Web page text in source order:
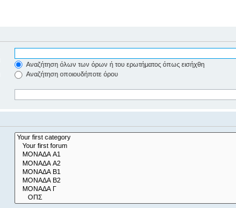
Αναζήτηση όλων των όρων ή του ερωτήματος όπως εισήχθη
Αναζήτηση οποιουδήποτε όρου